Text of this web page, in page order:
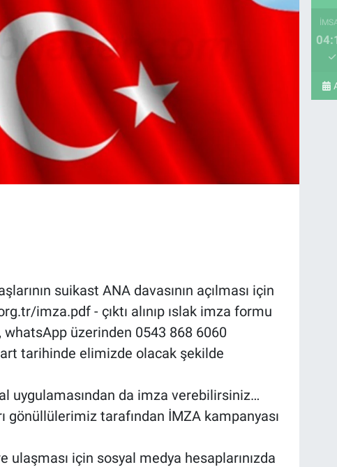
suikast ANA davasının açılması için
imza.pdf - çıktı alınıp ıslak imza formu
üzerinden 0543 868 6060
tarihinde elimizde olacak şekilde
uygulamasından da imza verebilirsiniz…
gönüllülerimiz tarafından İMZA kampanyası
için sosyal medya hesaplarınızda